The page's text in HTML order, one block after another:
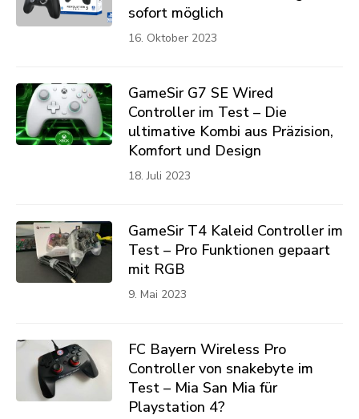
sofort möglich
16. Oktober 2023
GameSir G7 SE Wired
Controller im Test – Die
ultimative Kombi aus Präzision,
Komfort und Design
18. Juli 2023
GameSir T4 Kaleid Controller im
Test – Pro Funktionen gepaart
mit RGB
9. Mai 2023
FC Bayern Wireless Pro
Controller von snakebyte im
Test – Mia San Mia für
Playstation 4?